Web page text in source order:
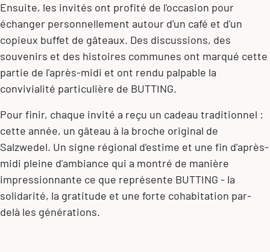
Ensuite, les invités ont profité de l'occasion pour
échanger personnellement autour d'un café et d'un
copieux buffet de gâteaux. Des discussions, des
souvenirs et des histoires communes ont marqué cette
partie de l'après-midi et ont rendu palpable la
convivialité particulière de BUTTING.
Pour finir, chaque invité a reçu un cadeau traditionnel :
cette année, un gâteau à la broche original de
Salzwedel. Un signe régional d'estime et une fin d'après-
midi pleine d'ambiance qui a montré de manière
impressionnante ce que représente BUTTING - la
solidarité, la gratitude et une forte cohabitation par-
delà les générations.